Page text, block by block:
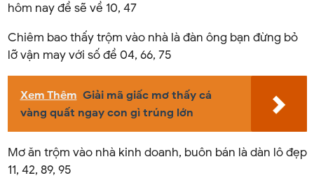
hôm nay đề sẽ về 10, 47
Chiêm bao thấy trộm vào nhà là đàn ông bạn đừng bỏ
lỡ vận may với số đề 04, 66, 75
Xem Thêm Giải mã giấc mơ thấy cá
vàng quất ngay con gì trúng lớn
Mơ ăn trộm vào nhà kinh doanh, buôn bán là dàn lô đẹp
11, 42, 89, 95